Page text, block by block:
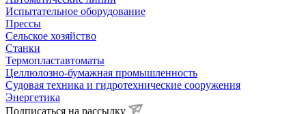
Испытательное оборудование
Прессы
Сельское хозяйство
Станки
Термопластавтоматы
Целлюлозно-бумажная промышленность
Судовая техника и гидротехнические сооружения
Энергетика
Подписаться на рассылку